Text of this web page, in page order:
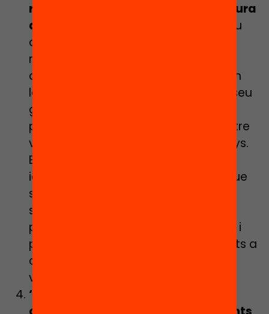
referents que acompanyen la lectura
de forma personalitzada.
L’objectiu
de
millorar les habilitats lectores dels
alumnes, augmentar la confiança en
les seves habilitats i incrementar el seu
gust per la lectura. Es tracta d’un
programa de tutories individuals entre
voluntaris i alumnes d’entre 3 i 13 anys.
Els mentors reben formació per
identificar quins són els reptes als que
s’enfronta cada infant i adaptar les
sessions a les seves necessitats. La
parella lectora llegeix, crea un vincle i
parla sobre llibres, animant als infants a
convertir-se en lectors per a tota la
vida.
‘Reading partners’ per afavorir les